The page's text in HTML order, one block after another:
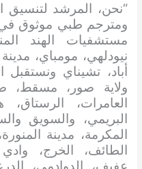
“نحن، المرشد لتنسيق
ومترجم طبي موثوق في
مستشفيات الهند
نيودلهي، مومباي،
أباد، تشيناي
ولاية صور، مسقط،
العامرات،
البريمي، والسويق
المكرمة، مدينة
الطائف، الخرج، وادي